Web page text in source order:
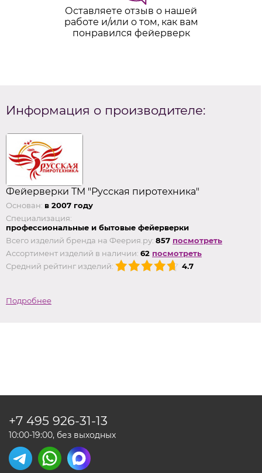
Оставляете отзыв о нашей
работе и/или о том, как вам
понравился фейерверк
Информация о производителе:
Фейерверки ТМ "Русская пиротехника"
Основан: в 2007 году
Специализация:
профессиональные и бытовые фейерверки
Всего изделий бренда на Феерия.ру: 857 посмотреть
Ассортимент изделий в наличии: 62 посмотреть
Средний рейтинг изделий:
4.7
Подробнее
+7 495 926-31-13
10:00-19:00, без выходных